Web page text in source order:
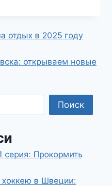
отдых в 2025 году
открываем новые
Поиск
серия: Прокормить
в Швеции: